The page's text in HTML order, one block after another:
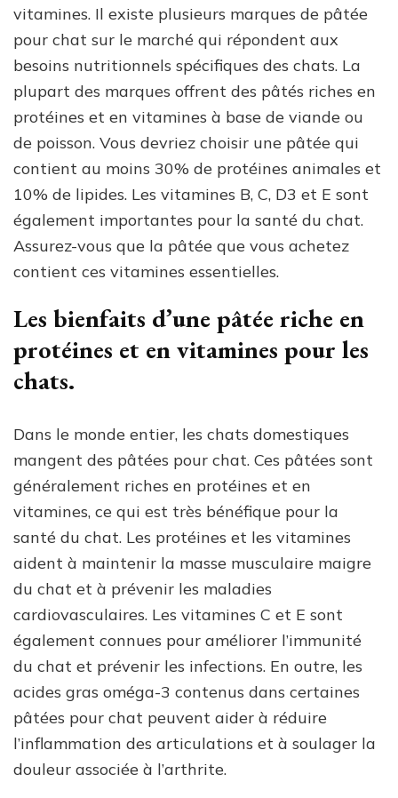
vitamines. Il existe plusieurs marques de pâtée
pour chat sur le marché qui répondent aux
besoins nutritionnels spécifiques des chats. La
plupart des marques offrent des pâtés riches en
protéines et en vitamines à base de viande ou
de poisson. Vous devriez choisir une pâtée qui
contient au moins 30% de protéines animales et
10% de lipides. Les vitamines B, C, D3 et E sont
également importantes pour la santé du chat.
Assurez-vous que la pâtée que vous achetez
contient ces vitamines essentielles.
Les bienfaits d’une pâtée riche en
protéines et en vitamines pour les
chats.
Dans le monde entier, les chats domestiques
mangent des pâtées pour chat. Ces pâtées sont
généralement riches en protéines et en
vitamines, ce qui est très bénéfique pour la
santé du chat. Les protéines et les vitamines
aident à maintenir la masse musculaire maigre
du chat et à prévenir les maladies
cardiovasculaires. Les vitamines C et E sont
également connues pour améliorer l’immunité
du chat et prévenir les infections. En outre, les
acides gras oméga-3 contenus dans certaines
pâtées pour chat peuvent aider à réduire
l’inflammation des articulations et à soulager la
douleur associée à l’arthrite.